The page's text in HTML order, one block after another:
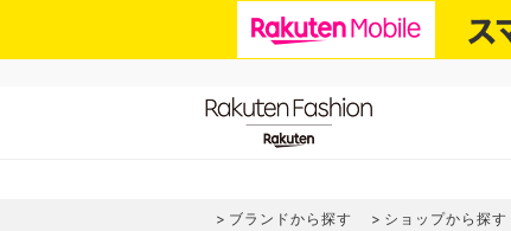
ブランドから探す ショップから探す